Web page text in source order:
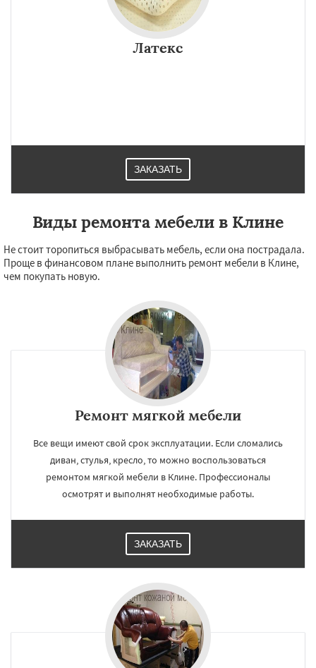
Латекс
ЗАКАЗАТЬ
Виды ремонта мебели в Клине
Не стоит торопиться выбрасывать мебель, если она пострадала.
Проще в финансовом плане выполнить ремонт мебели в Клине,
чем покупать новую.
Ремонт мягкой мебели
Все вещи имеют свой срок эксплуатации. Если сломались
диван, стулья, кресло, то можно воспользоваться
ремонтом мягкой мебели в Клине. Профессионалы
осмотрят и выполнят необходимые работы.
ЗАКАЗАТЬ